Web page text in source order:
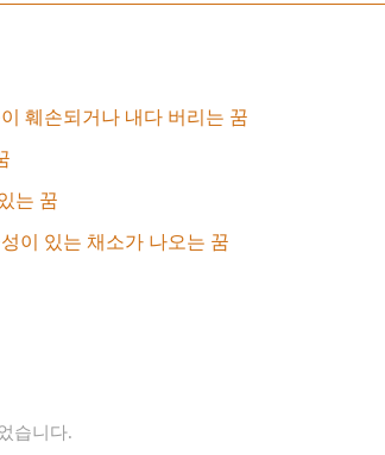
훼손되거나 내다 버리는 꿈
는 꿈
이 있는 채소가 나오는 꿈
습니다.